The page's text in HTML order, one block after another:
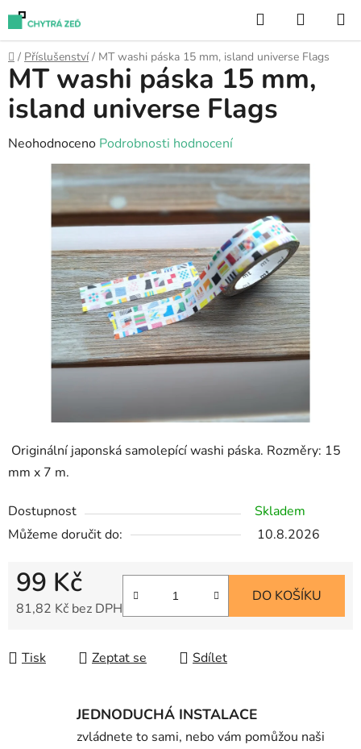
Přejít
na
obsah
Hledat
KOŠÍK
Domů
/ Příslušenství / MT washi páska 15 mm, island universe Flags
Originální japonská samolepící washi páska. Rozměry: 15
mm x 7 m.
Dostupnost
Skladem
Můžeme doručit do:
10.8.2026
99 Kč
81,82 Kč bez DPH
DO KOŠÍKU
Tisk Zeptat se Sdílet
MT washi páska 15 mm,
island universe Flags
Průměrné
hodnocení
produktu
hvězdiček.
Neohodnoceno Podrobnosti hodnocení
JEDNODUCHÁ INSTALACE
zvládnete to sami, nebo vám pomůžou naši